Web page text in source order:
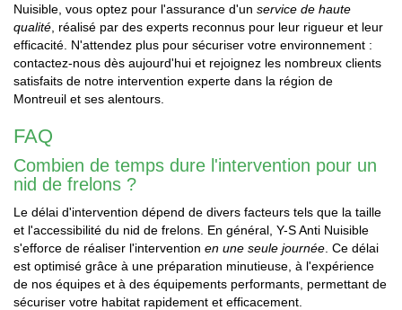
Nuisible, vous optez pour l'assurance d'un service de haute
qualité , réalisé par des experts reconnus pour leur rigueur et leur
efficacité. N'attendez plus pour sécuriser votre environnement :
contactez-nous dès aujourd'hui et rejoignez les nombreux clients
satisfaits de notre intervention experte dans la région de
Montreuil et ses alentours.
FAQ
Combien de temps dure l'intervention pour un
nid de frelons ?
Le délai d'intervention dépend de divers facteurs tels que la taille
et l'accessibilité du nid de frelons. En général, Y-S Anti Nuisible
s'efforce de réaliser l'intervention en une seule journée . Ce délai
est optimisé grâce à une préparation minutieuse, à l'expérience
de nos équipes et à des équipements performants, permettant de
sécuriser votre habitat rapidement et efficacement.